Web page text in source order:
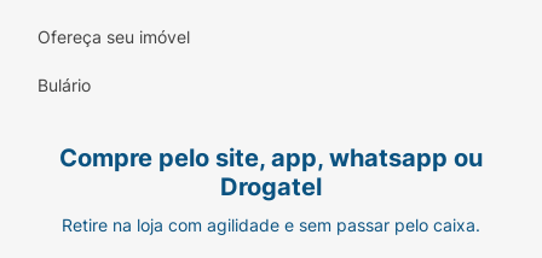
Ofereça seu imóvel
Bulário
Compre pelo site, app, whatsapp ou
Drogatel
Retire na loja com agilidade e sem passar pelo caixa.